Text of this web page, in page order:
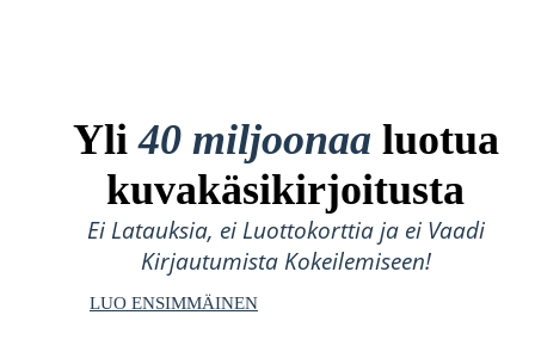
Yli40 miljoonaa luotua
kuvakäsikirjoitusta
Ei Latauksia, ei Luottokorttia ja ei Vaadi
Kirjautumista Kokeilemiseen!
LUO ENSIMMÄINEN